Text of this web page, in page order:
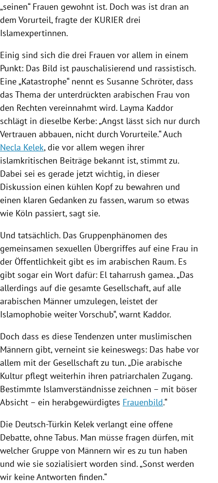
„seinen“ Frauen gewohnt ist. Doch was ist dran an
dem Vorurteil, fragte der KURIER drei
Islamexpertinnen.
Einig sind sich die drei Frauen vor allem in einem
Punkt: Das Bild ist pauschalisierend und rassistisch.
Eine „Katastrophe“ nennt es Susanne Schröter, dass
das Thema der unterdrückten arabischen Frau von
den Rechten vereinnahmt wird. Layma Kaddor
schlägt in dieselbe Kerbe: „Angst lässt sich nur durch
Vertrauen abbauen, nicht durch Vorurteile.“ Auch
Necla Kelek, die vor allem wegen ihrer
islamkritischen Beiträge bekannt ist, stimmt zu.
Dabei sei es gerade jetzt wichtig, in dieser
Diskussion einen kühlen Kopf zu bewahren und
einen klaren Gedanken zu fassen, warum so etwas
wie Köln passiert, sagt sie.
Und tatsächlich. Das Gruppenphänomen des
gemeinsamen sexuellen Übergriffes auf eine Frau in
der Öffentlichkeit gibt es im arabischen Raum. Es
gibt sogar ein Wort dafür: El taharrush gamea. „Das
allerdings auf die gesamte Gesellschaft, auf alle
arabischen Männer umzulegen, leistet der
Islamophobie weiter Vorschub“, warnt Kaddor.
Doch dass es diese Tendenzen unter muslimischen
Männern gibt, verneint sie keineswegs: Das habe vor
allem mit der Gesellschaft zu tun. „Die arabische
Kultur pflegt weiterhin ihren patriarchalen Zugang.
Bestimmte Islamverständnisse zeichnen – mit böser
Absicht – ein herabgewürdigtes Frauenbild.“
Die Deutsch-Türkin Kelekverlangt eine offene
Debatte, ohne Tabus. Man müsse fragen dürfen, mit
welcher Gruppe von Männern wir es zu tun haben
und wie sie sozialisiert worden sind. „Sonst werden
wir keine Antworten finden.“